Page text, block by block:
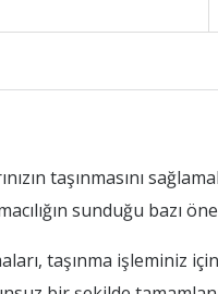
taşınmasını
sunduğu bazı
taşınma işleminiz